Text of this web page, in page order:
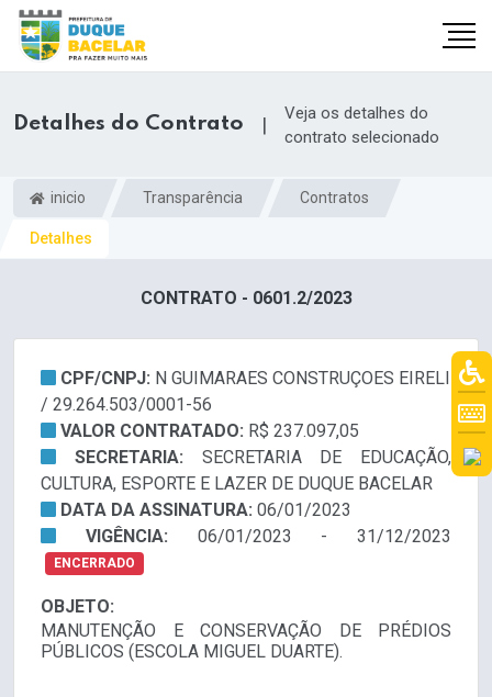
Detalhes do Contrato |
Veja os detalhes do
contrato selecionado
inicio Transparência Contratos
Detalhes
CONTRATO - 0601.2/2023
CPF/CNPJ: N GUIMARAES CONSTRUÇOES EIRELI
/ 29.264.503/0001-56
VALOR CONTRATADO: R$ 237.097,05
SECRETARIA: SECRETARIA DE EDUCAÇÃO,
CULTURA, ESPORTE E LAZER DE DUQUE BACELAR
DATA DA ASSINATURA: 06/01/2023
VIGÊNCIA: 06/01/2023 - 31/12/2023
ENCERRADO
OBJETO:
MANUTENÇÃO E CONSERVAÇÃO DE PRÉDIOS
PÚBLICOS (ESCOLA MIGUEL DUARTE).